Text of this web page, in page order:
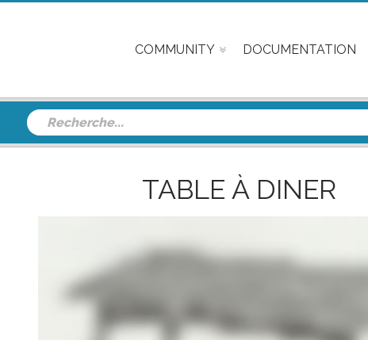
COMMUNITY DOCUMENTATION
TABLE À DINER